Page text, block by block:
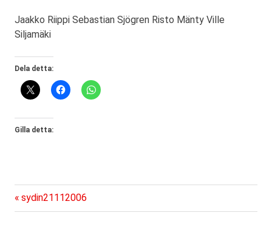
Jaakko Riippi Sebastian Sjögren Risto Mänty Ville
Siljamäki
Dela detta:
Gilla detta:
Inläggsnavigering
Föregående
inlägg:
sydin21112006